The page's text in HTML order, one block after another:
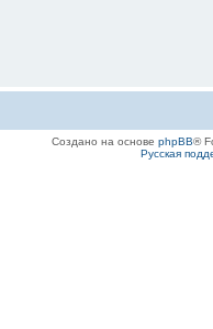
Создано на основе phpBB®
Русская